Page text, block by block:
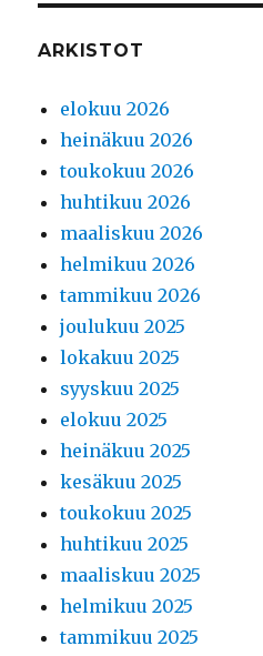
ARKISTOT
elokuu 2026
heinäkuu 2026
toukokuu 2026
huhtikuu 2026
maaliskuu 2026
helmikuu 2026
tammikuu 2026
joulukuu 2025
lokakuu 2025
syyskuu 2025
elokuu 2025
heinäkuu 2025
kesäkuu 2025
toukokuu 2025
huhtikuu 2025
maaliskuu 2025
helmikuu 2025
tammikuu 2025